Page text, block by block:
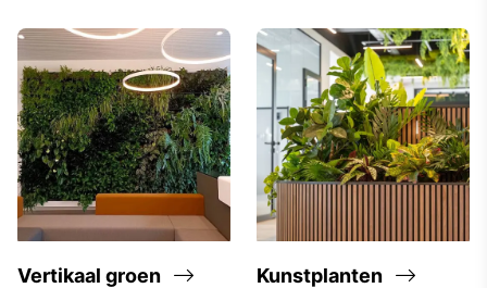
Vertikaal groen Kunstplanten